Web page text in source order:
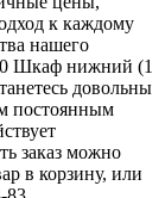
к каждому
нашего
Шкаф нижний (1
довольны
постоянным
заказ можно
в корзину, или